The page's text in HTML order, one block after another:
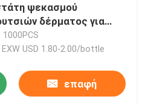
ψεκασμού
δέρματος για
να λάμψει
1000PCS
EXW USD 1.80-2.00/bottle
επαφή